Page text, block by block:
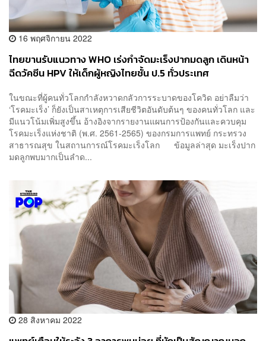
16 พฤศจิกายน 2022
ไทยขานรับแนวทาง WHO เร่งกำจัดมะเร็งปากมดลูก เดินหน้า
ฉีดวัคซีน HPV ให้เด็กผู้หญิงไทยชั้น ป.5 ทั่วประเทศ
ในขณะที่ผู้คนทั่วโลกกำลังหวาดกลัวการระบาดของโควิด อย่าลืมว่า
‘โรคมะเร็ง’ ก็ยังเป็นสาเหตุการเสียชีวิตอันดับต้นๆ ของคนทั่วโลก และ
มีแนวโน้มเพิ่มสูงขึ้น อ้างอิงจากรายงานแผนการป้องกันและควบคุม
โรคมะเร็งแห่งชาติ (พ.ศ. 2561-2565) ของกรมการแพทย์ กระทรวง
สาธารณสุข ในสถานการณ์โรคมะเร็งโลก ข้อมูลล่าสุด มะเร็งปาก
มดลูกพบมากเป็นลำด...
28 สิงหาคม 2022